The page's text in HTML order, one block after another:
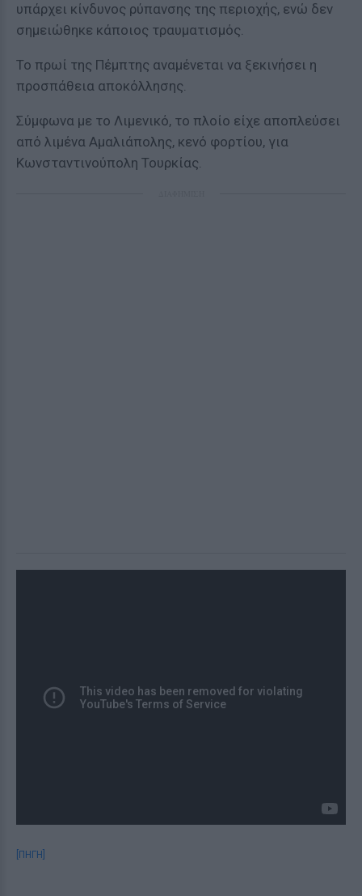
υπάρχει κίνδυνος ρύπανσης της περιοχής, ενώ δεν
σημειώθηκε κάποιος τραυματισμός.
Το πρωί της Πέμπτης αναμένεται να ξεκινήσει η
προσπάθεια αποκόλλησης.
Σύμφωνα με το Λιμενικό, το πλοίο είχε αποπλεύσει
από λιμένα Αμαλιάπολης, κενό φορτίου, για
Κωνσταντινούπολη Τουρκίας.
[ΠΗΓΗ]